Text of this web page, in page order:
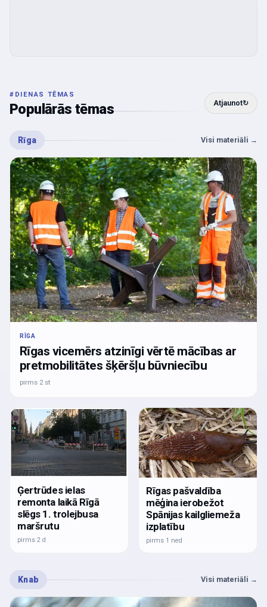
# DIENAS TĒMAS
Populārās tēmas Atjaunot↻
Rīga Visi materiāli →
RĪGA
Rīgas vicemērs atzinīgi vērtē mācības ar
pretmobilitātes šķēršļu būvniecību
pirms 2 st
Ģertrūdes ielas
remonta laikā Rīgā
slēgs 1. trolejbusa
maršrutu
pirms 2 d
Rīgas pašvaldība
mēģina ierobežot
Spānijas kailgliemeža
izplatību
pirms 1 ned
Knab Visi materiāli →